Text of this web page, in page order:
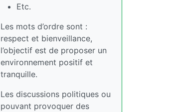
Etc.
Les mots d’ordre sont :
respect et bienveillance,
l’objectif est de proposer un
environnement positif et
tranquille.
Les discussions politiques ou
pouvant provoquer des